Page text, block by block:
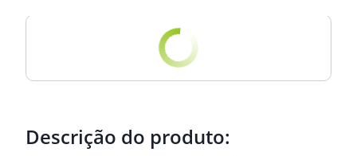
Descrição do produto: